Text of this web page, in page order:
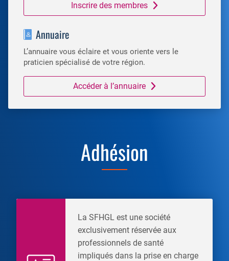
Inscrire des membres
Annuaire
L’annuaire vous éclaire et vous oriente vers le
praticien spécialisé de votre région.
Accéder à l’annuaire
Adhésion
La SFHGL est une société
exclusivement réservée aux
professionnels de santé
impliqués dans la prise en charge